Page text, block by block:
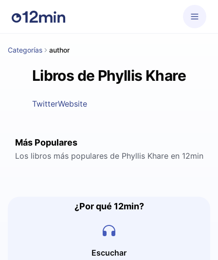
Categorías author
Libros de Phyllis Khare
TwitterWebsite
Más Populares
Los libros más populares de Phyllis Khare en 12min
¿Por qué 12min?
Escuchar